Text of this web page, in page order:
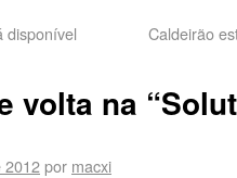
disponível Caldeirão
volta na
2012por macxi